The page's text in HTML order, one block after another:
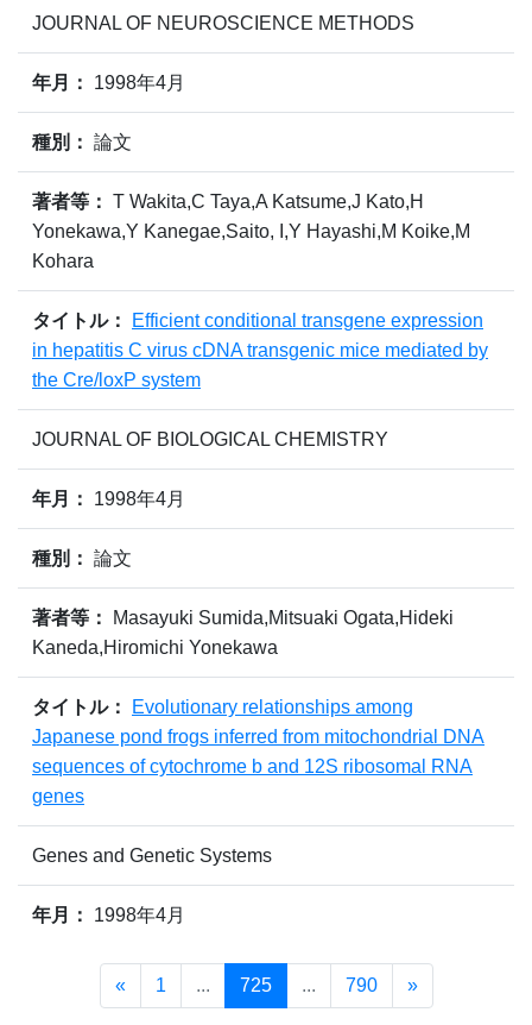
JOURNAL OF NEUROSCIENCE METHODS
年月： 1998年4月
種別： 論文
著者等： T Wakita,C Taya,A Katsume,J Kato,H
Yonekawa,Y Kanegae,Saito, I,Y Hayashi,M Koike,M
Kohara
タイトル：
Efficient conditional transgene expression
in hepatitis C virus cDNA transgenic mice mediated by
the Cre/loxP system
JOURNAL OF BIOLOGICAL CHEMISTRY
年月： 1998年4月
種別： 論文
著者等：
Masayuki Sumida,Mitsuaki Ogata,Hideki
Kaneda,Hiromichi Yonekawa
タイトル：
Evolutionary relationships among
Japanese pond frogs inferred from mitochondrial DNA
sequences of cytochrome b and 12S ribosomal RNA
genes
Genes and Genetic Systems
年月： 1998年4月
« 1 ... 725 ... 790 »